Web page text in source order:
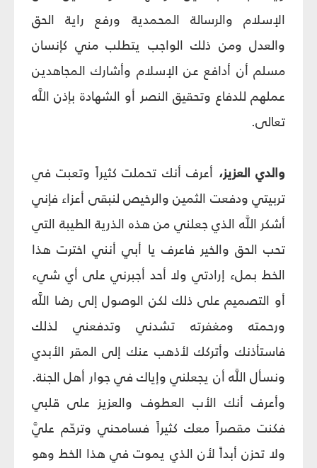
الإسلام والرسالة المحمدية ورفع راية الحق
والعدل ومن ذلك الواجب يتطلب مني كإنسان
مسلم أن أدافع عن الإسلام وأشارك المجاهدين
عملهم للدفاع وتحقيق النصر أو الشهادة بإذن اللَّه
تعالى.
والدي العزيز، أعرف أنك تحملت كثيراً وتعبت في
تربيتي ودفعت الثمين والرخيص لنبقى أعزاء فإني
أشكر اللَّه الذي جعلني من هذه الذرية الطيبة التي
تحب الحق والخير فاعرف يا أبي أنني اخترت هذا
الخط بملء إرادتي ولا أحد أجبرني على أي شيء
أو التصميم على ذلك لكن الوصول إلى رضا اللَّه
ورحمته ومغفرته تشدني وتدفعني لذلك
فاستأذنك وأتركك لأذهب عنك إلى المقر الأبدي
ونسأل اللَّه أن يجعلني وإياك في جوار أهل الجنة.
وأعرف أنك الأب العطوف والعزيز على قلبي
فكنت مقصراً معك كثيراً فسامحني وترحّم عليَّ
ولا تحزن أبداً لأن الذي يموت في هذا الخط وهو